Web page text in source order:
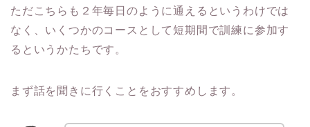
ただこちらも２年毎日のように通えるというわけでは
なく、いくつかのコースとして短期間で訓練に参加す
るというかたちです。
まず話を聞きに行くことをおすすめします。